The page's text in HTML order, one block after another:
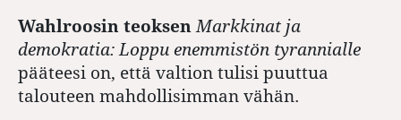
Wahlroosin teoksen Markkinat ja
demokratia: Loppu enemmistön tyrannialle
pääteesi on, että valtion tulisi puuttua
talouteen mahdollisimman vähän.